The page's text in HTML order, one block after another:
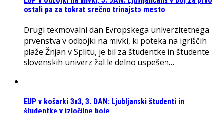
ostali pa za tokrat srečno trinajsto mesto
Drugi tekmovalni dan Evropskega univerzitetnega
prvenstva v odbojki na mivki, ki poteka na igriščih
plaže Žnjan v Splitu, je bil za študentke in študente
slovenskih univerz žal le delno uspešen…
EUP v košarki 3x3, 3. DAN: Ljubljanski študenti in
študentke v izločilne boje